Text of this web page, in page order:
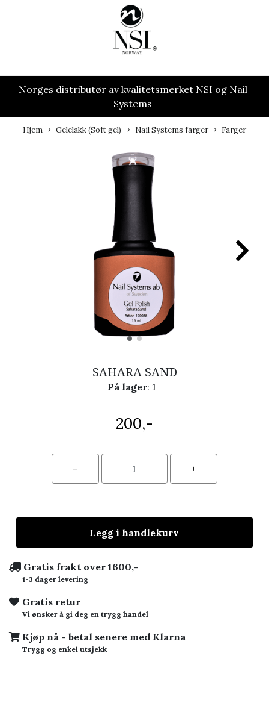
Norges distributør av kvalitetsmerket NSI og Nail
Systems
Hjem Gelelakk (Soft gel) Nail Systems farger Farger
SAHARA SAND
På lager: 1
200,-
Legg i handlekurv
Gratis frakt over 1600,-
1-3 dager levering
Gratis retur
Vi ønsker å gi deg en trygg handel
Kjøp nå - betal senere med Klarna
Trygg og enkel utsjekk